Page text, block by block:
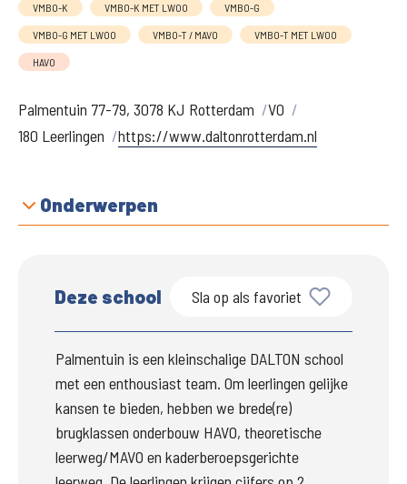
VMBO-K VMBO-K MET LWOO VMBO-G
VMBO-G MET LWOO VMBO-T / MAVO VMBO-T MET LWOO
HAVO
Palmentuin 77-79, 3078 KJ Rotterdam
VO
180 Leerlingen
https://www.daltonrotterdam.nl
Onderwerpen
Deze school Sla op als favoriet
Palmentuin is een kleinschalige DALTON school
met een enthousiast team. Om leerlingen gelijke
kansen te bieden, hebben we brede(re)
brugklassen onderbouw HAVO, theoretische
leerweg/MAVO en kaderberoepsgerichte